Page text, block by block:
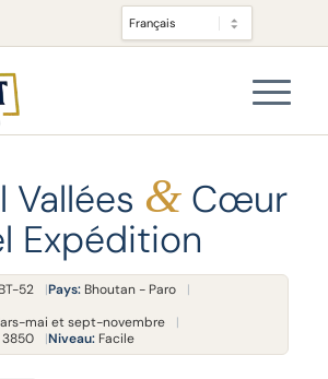
Vallées &Cœur
Expédition
BT-52 Pays: Bhoutan - Paro
mai et sept-novembre
3850 Niveau: Facile